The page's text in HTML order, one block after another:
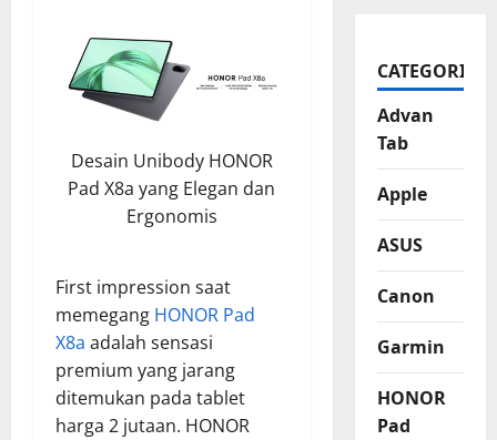
Desain Unibody HONOR
Pad X8a yang Elegan dan
Ergonomis
First impression saat
memegang HONOR Pad
X8a adalah sensasi
premium yang jarang
ditemukan pada tablet
harga 2 jutaan. HONOR
CATEGORIES
Advan
Tab
Apple
ASUS
Canon
Garmin
HONOR
Pad